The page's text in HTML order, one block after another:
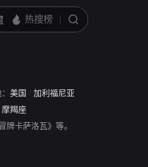
美国 / 加利福尼亚
摩羯座
牌卡萨洛瓦》等。